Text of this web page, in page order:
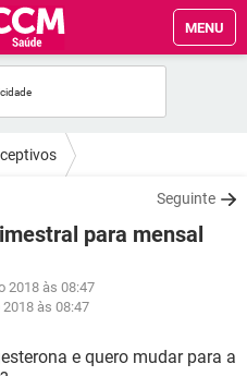
MENU
Seguinte
para mensal
2018 às 08:47
2018 às 08:47
e quero mudar para a